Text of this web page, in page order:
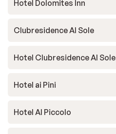
Hotel Dolomites Inn
Clubresidence Al Sole
Hotel Clubresidence Al Sole
Hotel ai Pini
Hotel Al Piccolo